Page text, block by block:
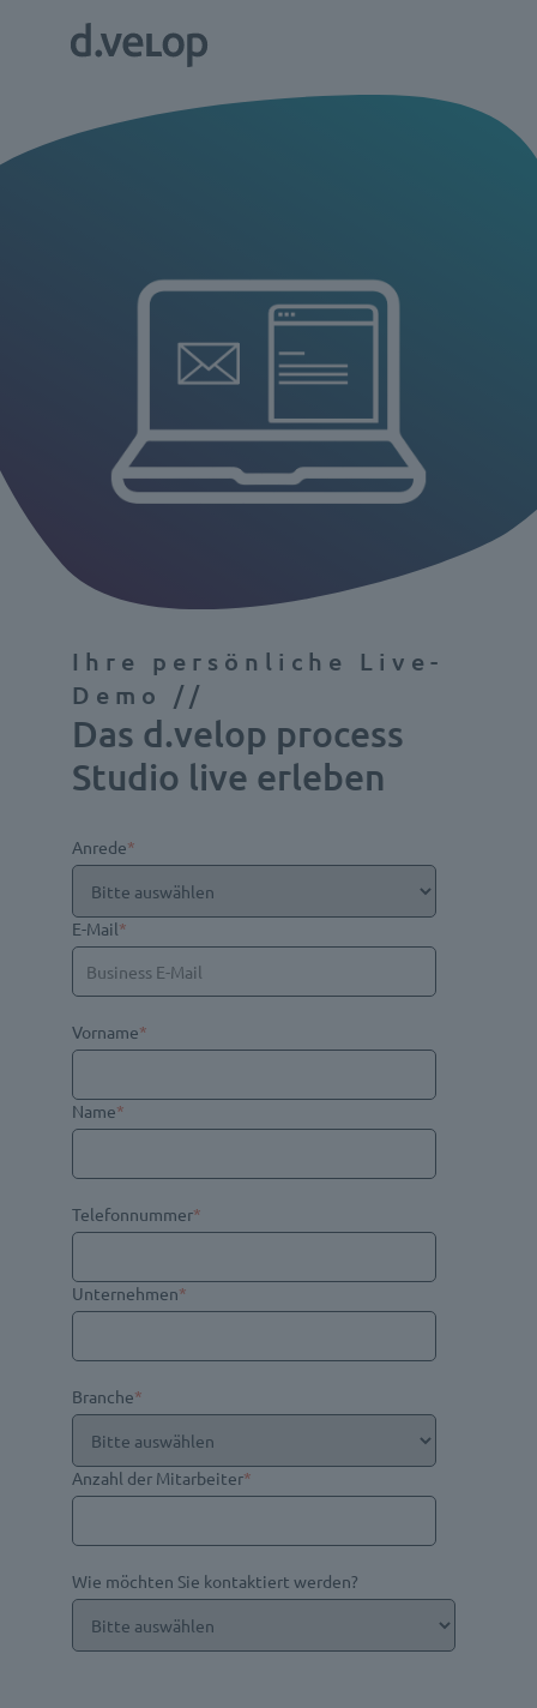
Ihre persönliche Live-
Demo //
Das d.velop process
Studio live erleben
Anrede*
E-Mail*
Vorname*
Name*
Telefonnummer*
Unternehmen*
Branche*
Anzahl der Mitarbeiter*
Wie möchten Sie kontaktiert werden?